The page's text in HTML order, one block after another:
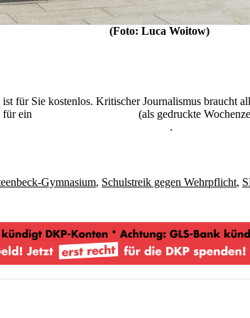
(Foto: Luca Woitow)
für Sie kostenlos. Kritischer Journalismus braucht
für ein
(als gedruckte
.
Gymnasium, Schulstreik gegen Wehrpflicht,